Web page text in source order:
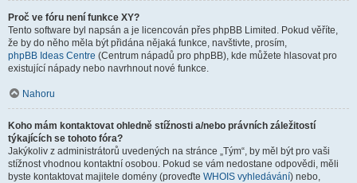
Proč ve fóru není funkce XY?
Tento software byl napsán a je licencován přes phpBB Limited. Pokud věříte,
že by do něho měla být přidána nějaká funkce, navštivte, prosím,
phpBB Ideas Centre (Centrum nápadů pro phpBB), kde můžete hlasovat pro
existující nápady nebo navrhnout nové funkce.
Nahoru
Koho mám kontaktovat ohledně stížnosti a/nebo právních záležitostí
týkajících se tohoto fóra?
Jakýkoliv z administrátorů uvedených na stránce „Tým“, by měl být pro vaši
stížnost vhodnou kontaktní osobou. Pokud se vám nedostane odpovědi, měli
byste kontaktovat majitele domény (proveďte WHOIS vyhledávání) nebo,